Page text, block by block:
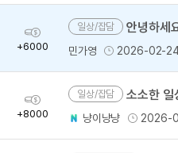
획
득
+6000
일상/잡담 안녕하세
민가영 2026-02-
획
득
+8000
일상/잡담 소소한
냥이냥냥 2026-